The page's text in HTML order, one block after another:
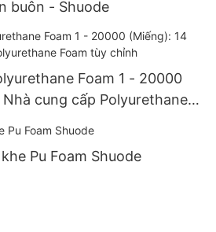
buôn - Shuode
Foam 1 - 20000
cung cấp Polyurethane
Pu Foam Shuode